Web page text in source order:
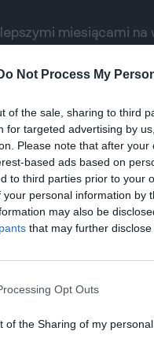
Not Process My
of the sale, sharing to third
for targeted advertising by
Please note that after
based ads based on
to third parties prior to your
personal information by
may also be
that may further
Opt Outs
of the Sharing of my personal
miesiącami na
możesz liczyć
w Egipcie.
a następnie
połączenia
że wiele
skorzystać z
zobaczyć